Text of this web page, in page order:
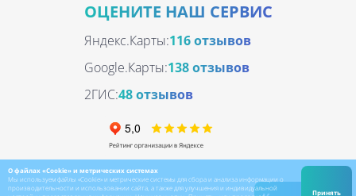
ОЦЕНИТЕ НАШ СЕРВИС
Яндекс.Карты:116 отзывов
Google.Карты:138 отзывов
2ГИС:48 отзывов
О файлах «Cookie» и метрических системах
Мы используем файлы «Cookie» и метрические системы для сбора и анализа информации о
производительности и использовании сайта, а также для улучшения и индивидуальной
Принять